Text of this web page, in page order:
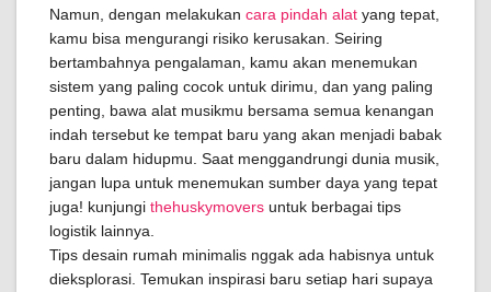
Namun, dengan melakukan cara pindah alat yang tepat,
kamu bisa mengurangi risiko kerusakan. Seiring
bertambahnya pengalaman, kamu akan menemukan
sistem yang paling cocok untuk dirimu, dan yang paling
penting, bawa alat musikmu bersama semua kenangan
indah tersebut ke tempat baru yang akan menjadi babak
baru dalam hidupmu. Saat menggandrungi dunia musik,
jangan lupa untuk menemukan sumber daya yang tepat
juga! kunjungi thehuskymovers untuk berbagai tips
logistik lainnya.
Tips desain rumah minimalis nggak ada habisnya untuk
dieksplorasi. Temukan inspirasi baru setiap hari supaya